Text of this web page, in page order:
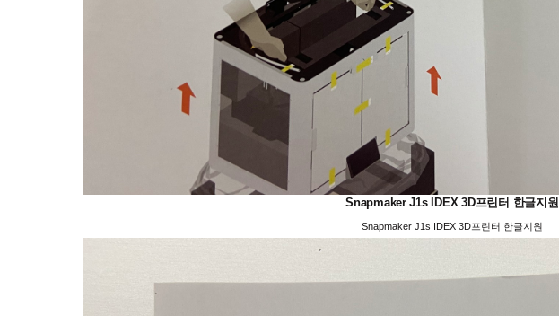
Snapmaker J1s IDEX 3D프린터 한글지원
Snapmaker J1s IDEX 3D프린터 한글지원